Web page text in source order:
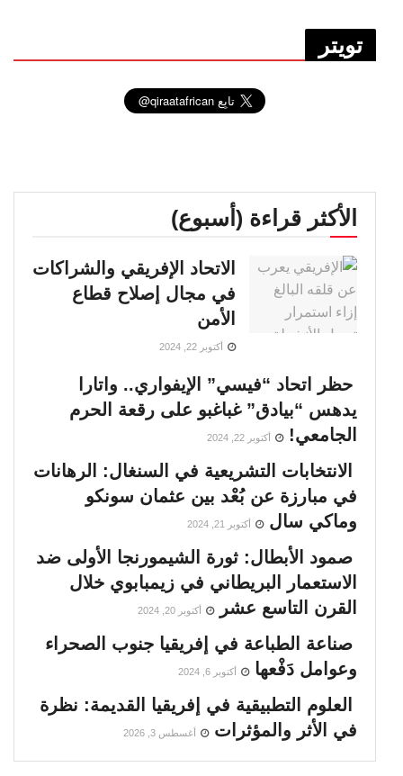
تويتر
الأكثر قراءة (أسبوع)
الاتحاد الإفريقي والشراكات
في مجال إصلاح قطاع
الأمن
أكتوبر 22, 2024
حظر اتحاد “فيسي” الإيفواري.. واتارا
يدهس “بيادق” غباغبو على رقعة الحرم
الجامعي!
أكتوبر 22, 2024
الانتخابات التشريعية في السنغال: الرهانات
في مبارزة عن بُعْد بين عثمان سونكو
وماكي سال
أكتوبر 21, 2024
صمود الأبطال: ثورة الشيمورنجا الأولى ضد
الاستعمار البريطاني في زيمبابوي خلال
القرن التاسع عشر
أكتوبر 20, 2024
صناعة الطباعة في إفريقيا جنوب الصحراء
وعوامل دَفْعها
أكتوبر 6, 2024
العلوم التطبيقية في إفريقيا القديمة: نظرة
في الأثر والمؤثرات
أغسطس 3, 2026